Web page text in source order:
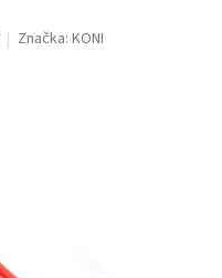
Značka: KONI